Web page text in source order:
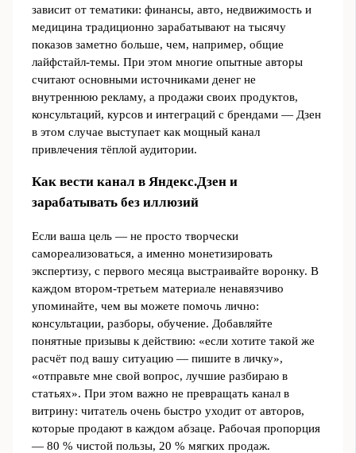
зависит от тематики: финансы, авто, недвижимость и
медицина традиционно зарабатывают на тысячу
показов заметно больше, чем, например, общие
лайфстайл‑темы. При этом многие опытные авторы
считают основными источниками денег не
внутреннюю рекламу, а продажи своих продуктов,
консультаций, курсов и интеграций с брендами — Дзен
в этом случае выступает как мощный канал
привлечения тёплой аудитории.
Как вести канал в Яндекс.Дзен и
зарабатывать без иллюзий
Если ваша цель — не просто творчески
самореализоваться, а именно монетизировать
экспертизу, с первого месяца выстраивайте воронку. В
каждом втором‑третьем материале ненавязчиво
упоминайте, чем вы можете помочь лично:
консультации, разборы, обучение. Добавляйте
понятные призывы к действию: «если хотите такой же
расчёт под вашу ситуацию — пишите в личку»,
«отправьте мне свой вопрос, лучшие разбираю в
статьях». При этом важно не превращать канал в
витрину: читатель очень быстро уходит от авторов,
которые продают в каждом абзаце. Рабочая пропорция
— 80 % чистой пользы, 20 % мягких продаж.